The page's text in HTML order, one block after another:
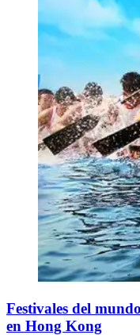
Festivales del
en Hong Kong